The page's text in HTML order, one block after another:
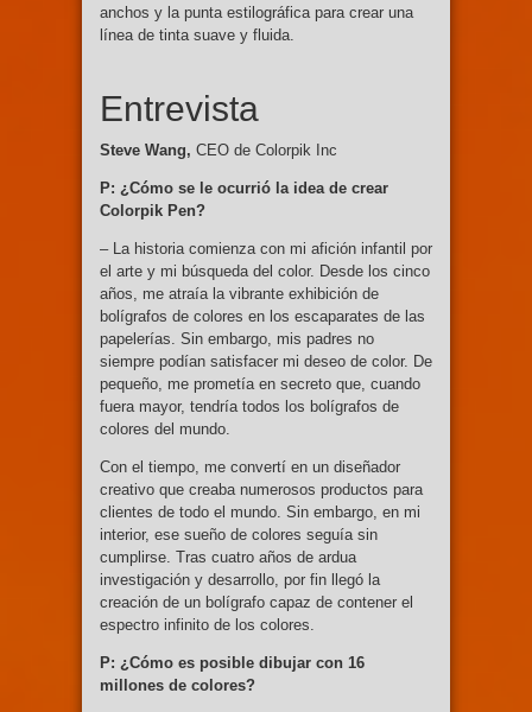
anchos y la punta estilográfica para crear una
línea de tinta suave y fluida.
Entrevista
Steve Wang, CEO de Colorpik Inc
P: ¿Cómo se le ocurrió la idea de crear
Colorpik Pen?
– La historia comienza con mi afición infantil por
el arte y mi búsqueda del color. Desde los cinco
años, me atraía la vibrante exhibición de
bolígrafos de colores en los escaparates de las
papelerías. Sin embargo, mis padres no
siempre podían satisfacer mi deseo de color. De
pequeño, me prometía en secreto que, cuando
fuera mayor, tendría todos los bolígrafos de
colores del mundo.
Con el tiempo, me convertí en un diseñador
creativo que creaba numerosos productos para
clientes de todo el mundo. Sin embargo, en mi
interior, ese sueño de colores seguía sin
cumplirse. Tras cuatro años de ardua
investigación y desarrollo, por fin llegó la
creación de un bolígrafo capaz de contener el
espectro infinito de los colores.
P: ¿Cómo es posible dibujar con 16
millones de colores?